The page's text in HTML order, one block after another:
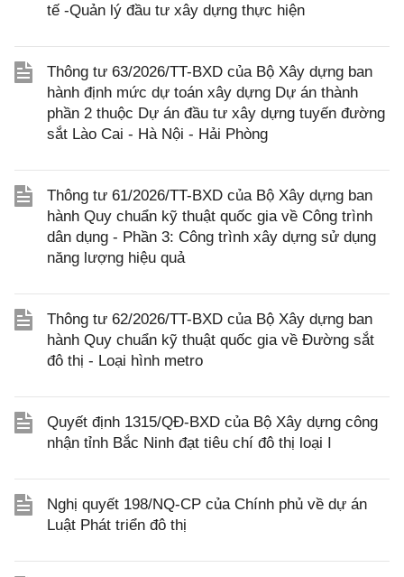
tế -Quản lý đầu tư xây dựng thực hiện
Thông tư 63/2026/TT-BXD của Bộ Xây dựng ban
hành định mức dự toán xây dựng Dự án thành
phần 2 thuộc Dự án đầu tư xây dựng tuyến đường
sắt Lào Cai - Hà Nội - Hải Phòng
Thông tư 61/2026/TT-BXD của Bộ Xây dựng ban
hành Quy chuẩn kỹ thuật quốc gia về Công trình
dân dụng - Phần 3: Công trình xây dựng sử dụng
năng lượng hiệu quả
Thông tư 62/2026/TT-BXD của Bộ Xây dựng ban
hành Quy chuẩn kỹ thuật quốc gia về Đường sắt
đô thị - Loại hình metro
Quyết định 1315/QĐ-BXD của Bộ Xây dựng công
nhận tỉnh Bắc Ninh đạt tiêu chí đô thị loại I
Nghị quyết 198/NQ-CP của Chính phủ về dự án
Luật Phát triển đô thị